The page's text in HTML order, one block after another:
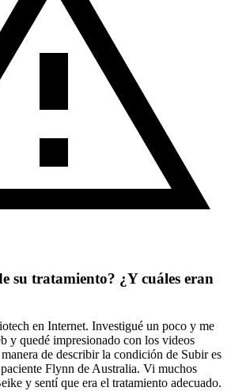
su tratamiento? ¿Y cuáles eran
en Internet. Investigué un poco y me
y quedé impresionado con los videos
de describir la condición de Subir es
Flynn de Australia. Vi muchos
y sentí que era el tratamiento adecuado.